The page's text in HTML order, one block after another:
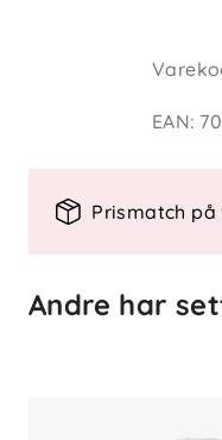
EAN:
Prismatch
Andre har